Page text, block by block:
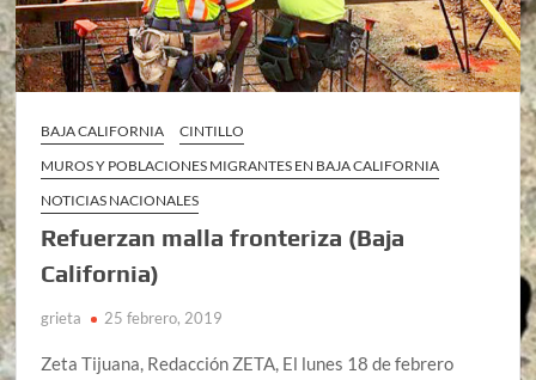
BAJA CALIFORNIA
CINTILLO
MUROS Y POBLACIONES MIGRANTES EN BAJA CALIFORNIA
NOTICIAS NACIONALES
Refuerzan malla fronteriza (Baja
California)
grieta 25 febrero, 2019
Zeta Tijuana, Redacción ZETA, El lunes 18 de febrero